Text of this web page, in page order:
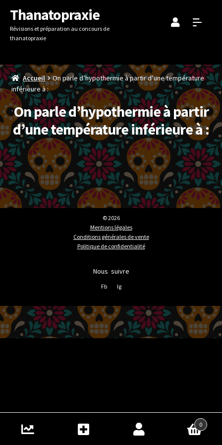
navigation
contenu
Thanatopraxie
Révisions et préparation au concours de
thanatopraxie
Accueil
On parle d’hypothermie à partir d’une température
inférieure à :
On parle d’hypothermie à partir
d’une température inférieure à :
© 2026
Mentions légales
Conditions générales de vente
Politique de confidentialité
0
Fb Ig
Nous suivre